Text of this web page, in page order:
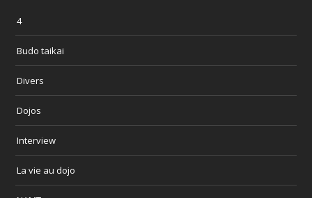
4
Budo taikai
Divers
Dojos
Interview
La vie au dojo